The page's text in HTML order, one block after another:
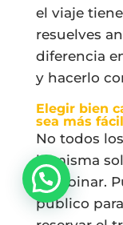
el viaje
resuelves
diferencia
y hacerlo
Elegir bien
sea más fácil
No todos
la misma
combinar.
público